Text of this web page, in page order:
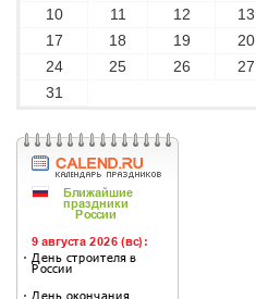
10
11 12 13
17
18 19 20
24
25 26 27
31